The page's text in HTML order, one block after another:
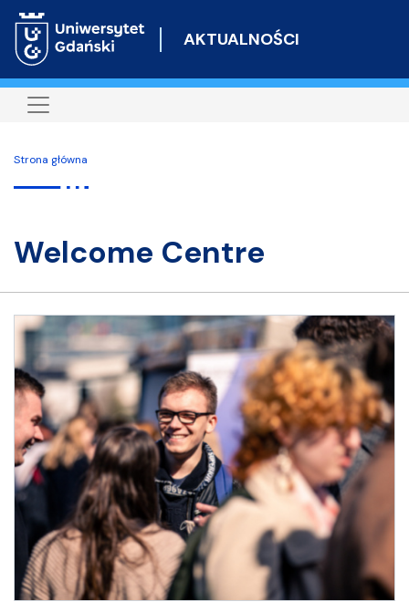
do
AKTUALNOŚCI
Strona główna
Welcome Centre